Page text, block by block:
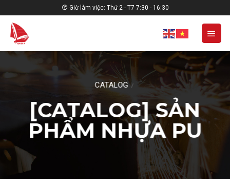
to
content
Giờ làm việc: Thứ 2 - T7 7:30 - 16:30
CATALOG /
[CATALOG] SẢN
PHẨM NHỰA PU